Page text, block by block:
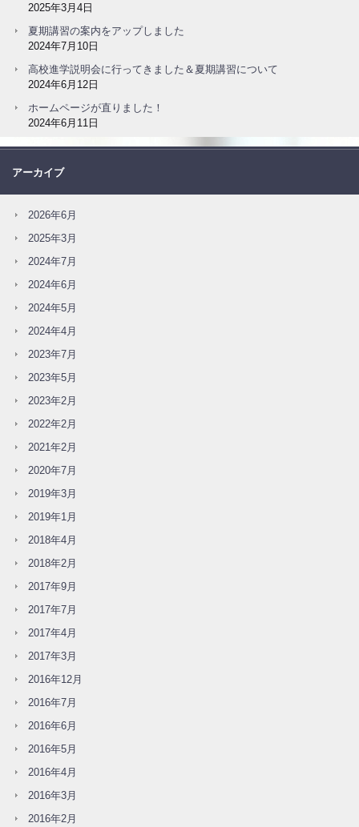
2025年3月4日
夏期講習の案内をアップしました
2024年7月10日
高校進学説明会に行ってきました＆夏期講習について
2024年6月12日
ホームページが直りました！
2024年6月11日
アーカイブ
2026年6月
2025年3月
2024年7月
2024年6月
2024年5月
2024年4月
2023年7月
2023年5月
2023年2月
2022年2月
2021年2月
2020年7月
2019年3月
2019年1月
2018年4月
2018年2月
2017年9月
2017年7月
2017年4月
2017年3月
2016年12月
2016年7月
2016年6月
2016年5月
2016年4月
2016年3月
2016年2月